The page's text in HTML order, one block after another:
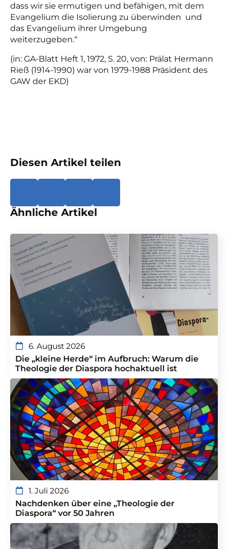
dass wir sie ermutigen und befähigen, mit dem
Evangelium die Isolierung zu überwinden und
das Evangelium ihrer Umgebung
weiterzugeben.“
(in: GA-Blatt Heft 1, 1972, S. 20, von: Prälat Hermann
Rieß (1914-1990) war von 1979-1988 Präsident des
GAW der EKD)
Diesen Artikel teilen
Ähnliche Artikel
6. August 2026
Die „kleine Herde“ im Aufbruch: Warum die
Theologie der Diaspora hochaktuell ist
1. Juli 2026
Nachdenken über eine „Theologie der
Diaspora“ vor 50 Jahren